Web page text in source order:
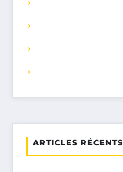
ARTICLES RÉCENTS